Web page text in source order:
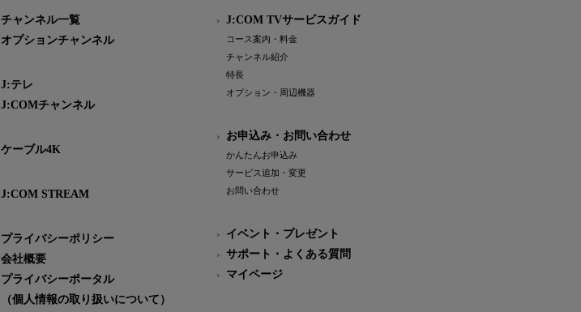
チャンネル一覧
オプションチャンネル
J:テレ
J:COMチャンネル
ケーブル4K
J:COM STREAM
プライバシーポリシー
会社概要
プライバシーポータル
（個人情報の取り扱いについて）
J:COM TVサービスガイド
コース案内・料金
チャンネル紹介
特長
オプション・周辺機器
お申込み・お問い合わせ
かんたんお申込み
サービス追加・変更
お問い合わせ
イベント・プレゼント
サポート・よくある質問
マイページ